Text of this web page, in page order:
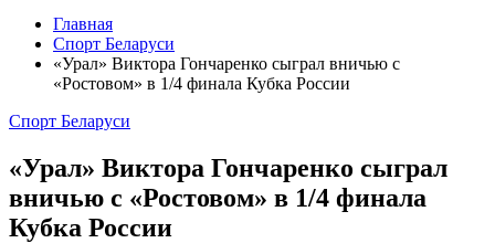
Главная
Спорт Беларуси
«Урал» Виктора Гончаренко сыграл вничью с
«Ростовом» в 1/4 финала Кубка России
Спорт Беларуси
«Урал» Виктора Гончаренко сыграл
вничью с «Ростовом» в 1/4 финала
Кубка России